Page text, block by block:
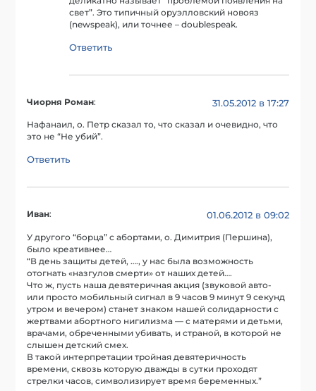
свет”. Это типичный оруэлловский новояз
(newspeak), или точнее – doublespeak.
Ответить
Чиорня Роман: 31.05.2012 в 17:27
Нафанаил, о. Петр сказал то, что сказал и очевидно, что
это не “Не убий”.
Ответить
Иван: 01.06.2012 в 09:02
У другого “борца” с абортами, о. Димитрия (Першина),
было креативнее…
“В день защиты детей, …., у нас была возможность
отогнать «назгулов смерти» от наших детей….
Что ж, пусть наша девятеричная акция (звуковой авто-
или просто мобильный сигнал в 9 часов 9 минут 9 секунд
утром и вечером) станет знаком нашей солидарности с
жертвами абортного нигилизма — с матерями и детьми,
врачами, обреченными убивать, и страной, в которой не
слышен детский смех.
В такой интерпретации тройная девятеричность
времени, сквозь которую дважды в сутки проходят
стрелки часов, символизирует время беременных.”